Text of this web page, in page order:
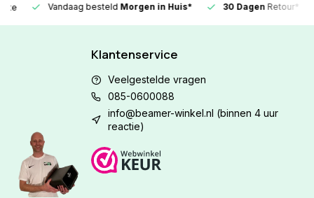
Vandaag besteldMorgen in Huis* 30 DagenRetour*
Klantenservice
Veelgestelde vragen
085-0600088
info@beamer-winkel.nl (binnen 4 uur
reactie)